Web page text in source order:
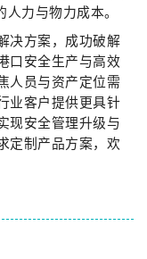
力与物力成本。
决方案，成功破解
口安全生产与高效
人员与资产定位需
业客户提供更具针
现安全管理升级与
定制产品方案，欢